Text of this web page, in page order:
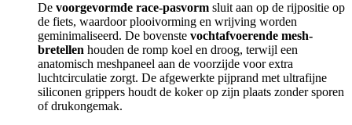
De voorgevormde race-pasvorm sluit aan op de rijpositie op
de fiets, waardoor plooivorming en wrijving worden
geminimaliseerd. De bovenste vochtafvoerende mesh-
bretellen houden de romp koel en droog, terwijl een
anatomisch meshpaneel aan de voorzijde voor extra
luchtcirculatie zorgt. De afgewerkte pijprand met ultrafijne
siliconen grippers houdt de koker op zijn plaats zonder sporen
of drukongemak.